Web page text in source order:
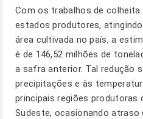
Com os trabalhos de colheita
estados produtores,
área cultivada no país, a
é de 146,52 milhões de
a safra anterior. Tal redução
precipitações e às
principais regiões produtoras
Sudeste, ocasionando atraso